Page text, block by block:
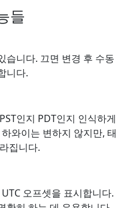
들
습니다. 끄면 변경 후 수동
니다.
인지 PDT인지 인식하게
와이는 변하지 않지만, 태
집니다.
오프셋을 표시합니다.